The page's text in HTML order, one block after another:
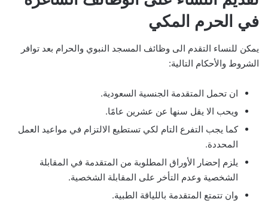
في الحرم المكي
يمكن للنساء التقدم الى وظائف المسجد النبوي والحرام بعد توافر
الشروط والأحكام التالية:
ان تحمل المتقدمة الجنسية السعودية.
ويحب الا يقل سنها عن عشرين عامًا.
كما يجب التفرع التام لكي تستطيع الالتزام في مواعيد العمل
المحددة.
يلزم إحضار الأوراق المطلوبة من المتقدمة في المقابلة
الشخصية وعدم التأخر على المقابلة الشخصية.
وان تتمتع المتقدمة باللياقة الطبية.